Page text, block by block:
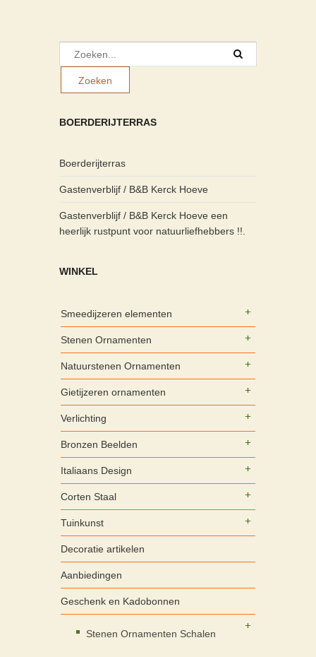
BOERDERIJTERRAS
Boerderijterras
Gastenverblijf / B&B Kerck Hoeve
Gastenverblijf / B&B Kerck Hoeve een
heerlijk rustpunt voor natuurliefhebbers !!.
WINKEL
Smeedijzeren elementen
Stenen Ornamenten
Natuurstenen Ornamenten
Gietijzeren ornamenten
Verlichting
Bronzen Beelden
Italiaans Design
Corten Staal
Tuinkunst
Decoratie artikelen
Aanbiedingen
Geschenk en Kadobonnen
Stenen Ornamenten Schalen